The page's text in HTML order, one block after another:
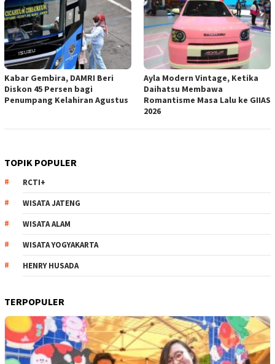
Kabar Gembira, DAMRI Beri
Diskon 45 Persen bagi
Penumpang Kelahiran Agustus
Ayla Modern Vintage, Ketika
Daihatsu Membawa
Romantisme Masa Lalu ke GIIAS
2026
TOPIK POPULER
RCTI+
WISATA JATENG
WISATA ALAM
WISATA YOGYAKARTA
HENRY HUSADA
TERPOPULER